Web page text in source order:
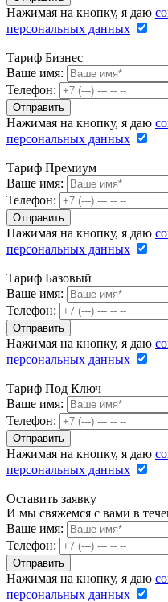
Нажимая на кнопку, я даю
персональных данных
Тариф Бизнес
Ваше имя:
Телефон:
Нажимая на кнопку, я даю
персональных данных
Тариф Премиум
Ваше имя:
Телефон:
Нажимая на кнопку, я даю
персональных данных
Тариф Базовый
Ваше имя:
Телефон:
Нажимая на кнопку, я даю
персональных данных
Тариф Под Ключ
Ваше имя:
Телефон:
Нажимая на кнопку, я даю
персональных данных
Оставить заявку
И мы свяжемся с вами в
Ваше имя:
Телефон:
Нажимая на кнопку, я даю
персональных данных